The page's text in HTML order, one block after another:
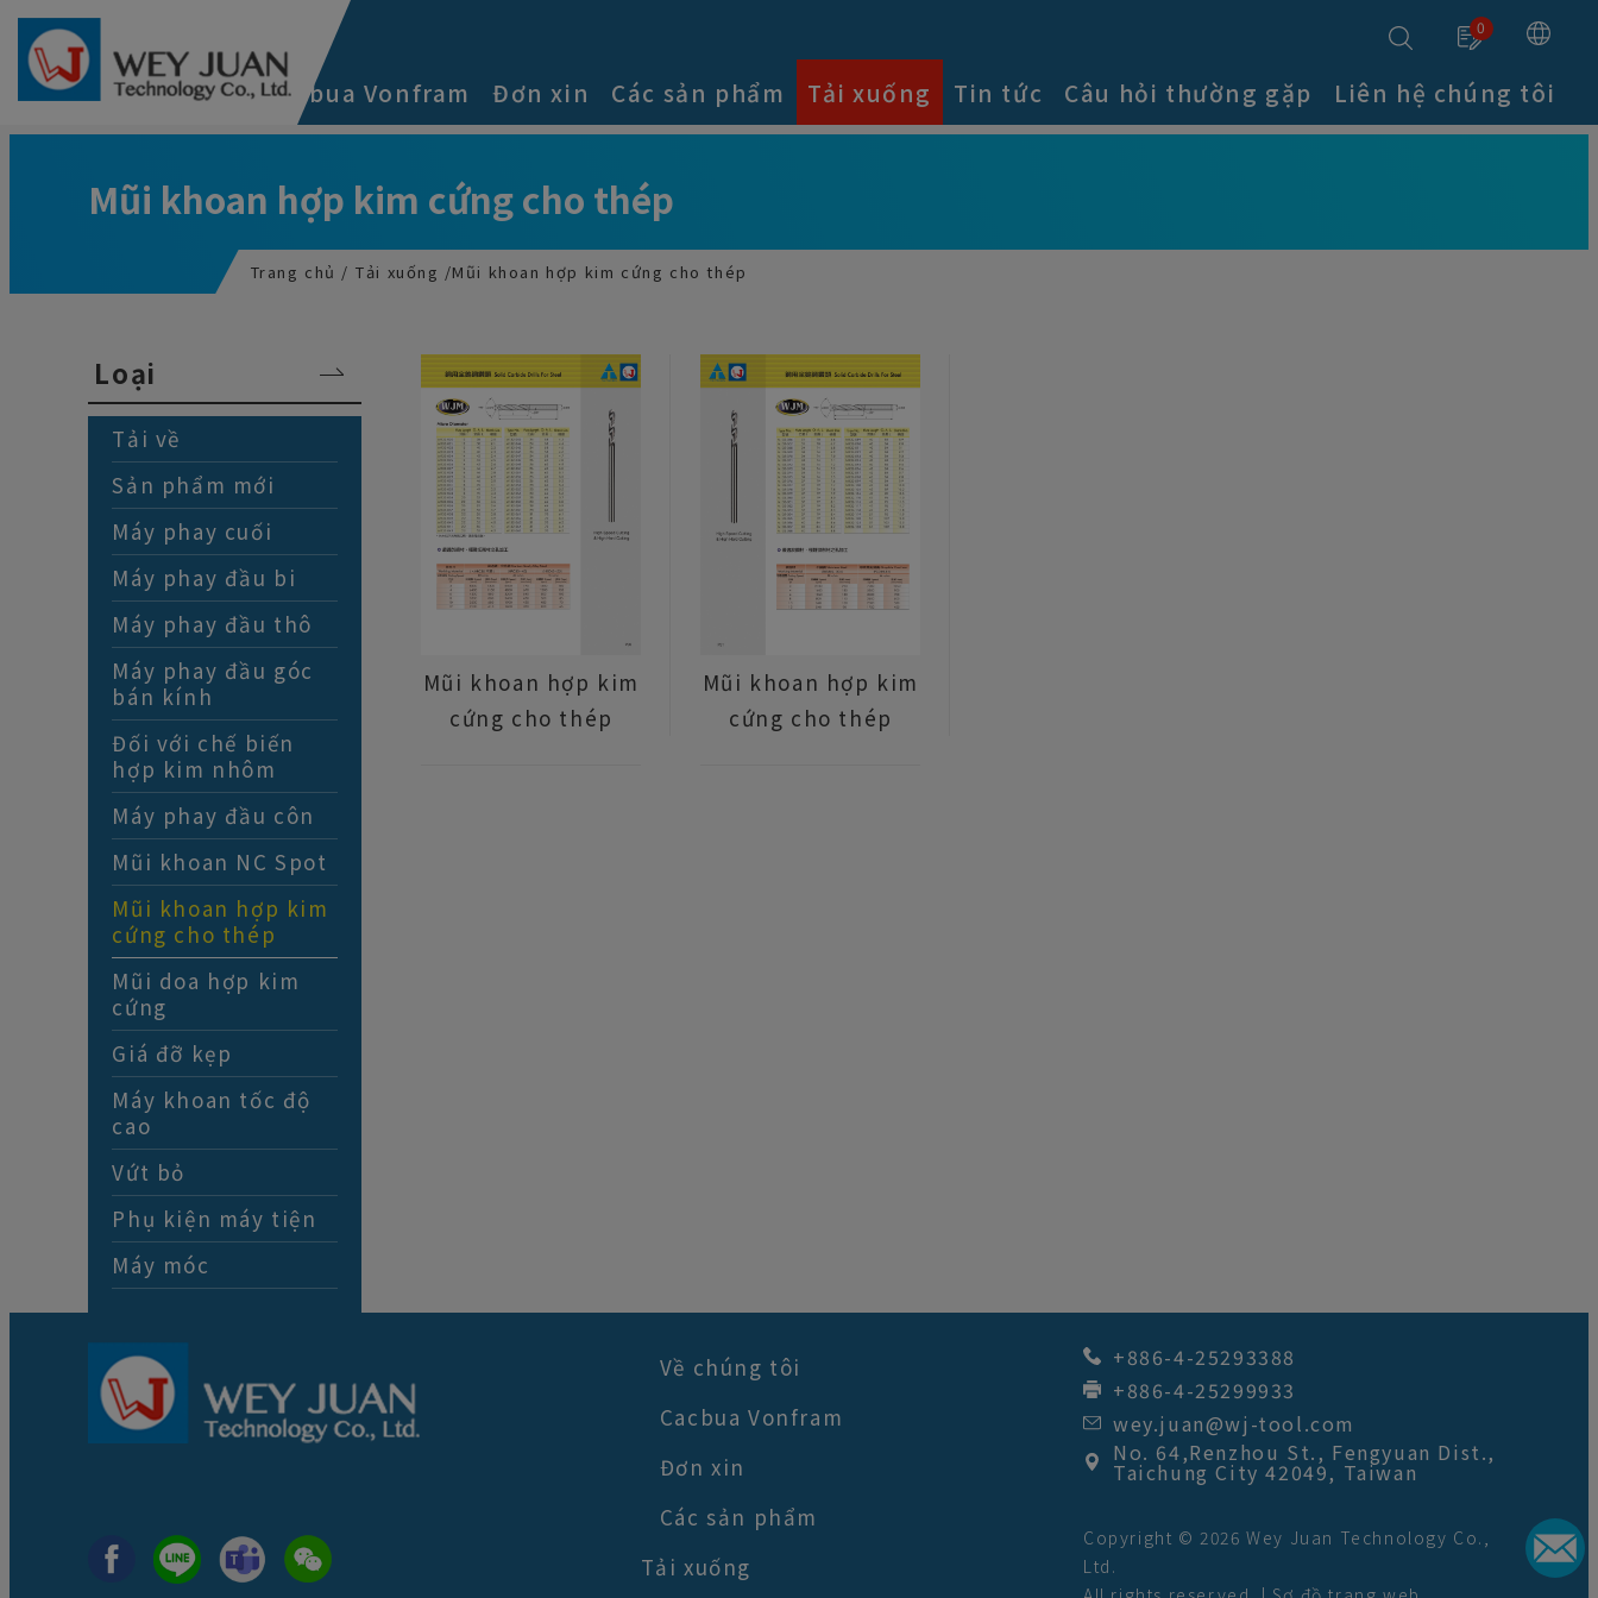
0
Về chúng tôi Cacbua Vonfram Đơn xin Các sản phẩm Tải xuống Tin tức Câu hỏi thường gặp Liên hệ chúng tôi
Mũi khoan hợp kim cứng cho thép
Trang chủ Tải xuống Mũi khoan hợp kim cứng cho thép
Loại
Tải về
Sản phẩm mới
Máy phay cuối
Máy phay đầu bi
Máy phay đầu thô
Máy phay đầu góc
bán kính
Đối với chế biến
hợp kim nhôm
Máy phay đầu côn
Mũi khoan NC Spot
Mũi khoan hợp kim
cứng cho thép
Mũi doa hợp kim
cứng
Giá đỡ kẹp
Máy khoan tốc độ
cao
Vứt bỏ
Phụ kiện máy tiện
Máy móc
Mũi khoan hợp kim
cứng cho thép
Mũi khoan hợp kim
cứng cho thép
Về chúng tôi
Cacbua Vonfram
Đơn xin
Các sản phẩm
Tải xuống
+886-4-25293388
+886-4-25299933
wey.juan@wj-tool.com
No. 64,Renzhou St. , Fengyuan Dist.,
Taichung City 42049, Taiwan
Copyright © 2026Wey Juan Technology Co.,
Ltd.
Bảng quản lý cookie